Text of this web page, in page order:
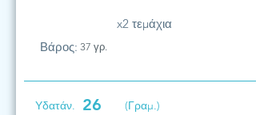
x2 τεμάχια
Βάρος: 37 γρ.
Υδατάν. 26 (Γραμ.)